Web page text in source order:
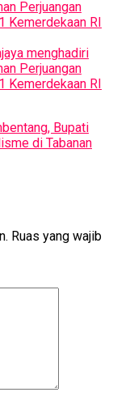
Bupati
di Tabanan
Ruas yang wajib